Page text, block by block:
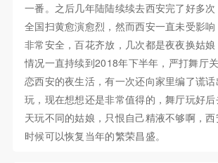
一番。之后几年陆陆续续去西安完了好多
全国扫黄愈演愈烈，然而西安一直未受影响
非常安全，百花齐放，几次都是夜夜换姑
情况一直持续到2018年下半年，严打舞厅
恋西安的夜生活，有一次还向家里编了谎
玩，现在想想还是非常值得的，舞厅玩好
天玩不同的姑娘，只恨自己精液不够啊，
时候可以恢复当年的繁荣昌盛。